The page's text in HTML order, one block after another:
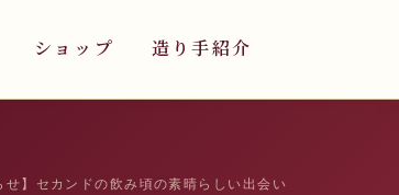
ショップ 造り手紹介
せ】セカンドの飲み頃の素晴らしい出会い